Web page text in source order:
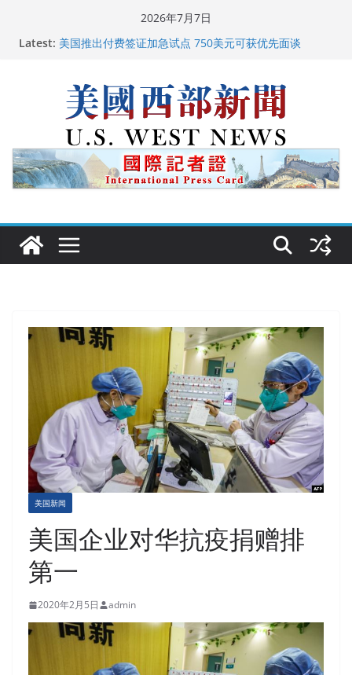
2026年7月7日
Latest: 美国推出付费签证加急试点 750美元可获优先面谈
美国最高法院维持“出生公民权” : 出生在美国就是美国
人！
中国驻美国大使谢锋邀请美国老教师罗纳德·萨科尔斯基
再次访华
广州市沉香协会会长周天明：让沉香有序走向世界
美国新闻
美国企业对华抗疫捐赠排
第一
2020年2月5日 admin